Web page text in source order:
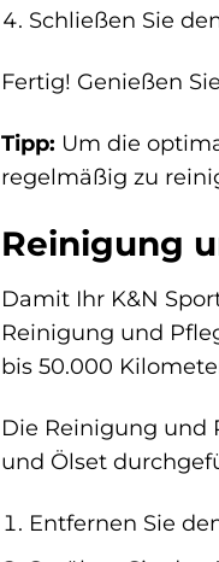
Schließen Sie
Fertig! Genießen
Tipp: Um die
regelmäßig zu
Reinigung
Damit Ihr K&N
Reinigung und
bis 50.000
Die Reinigung und
und Ölset
Entfernen Sie